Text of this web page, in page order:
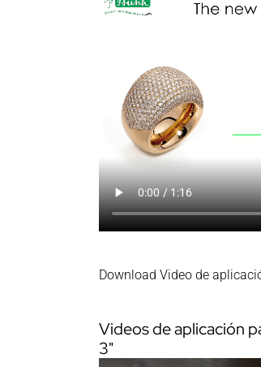
Download Video de
Videos de aplicación
3"